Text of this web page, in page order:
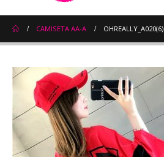
CAMISETA AA-A OHREALLY_A020(6)